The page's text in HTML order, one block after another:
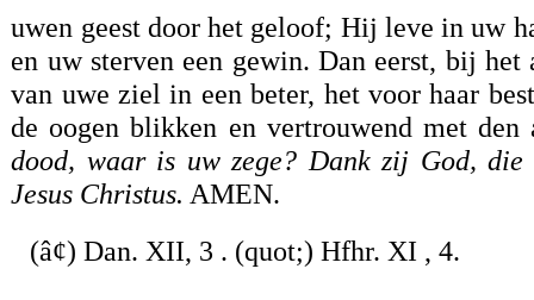
uwen geest door het geloof; Hij leve in uw
en uw sterven een gewin. Dan eerst, bij
van uwe ziel in een beter, het voor haar
de oogen blikken en vertrouwend met den
dood, waar is uw zege? Dank zij God,
Jesus Christus. AMEN.
(â¢) Dan. XII, 3 . (quot;) Hfhr. XI , 4.